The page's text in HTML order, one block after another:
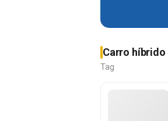
Carro híbrido
Tag